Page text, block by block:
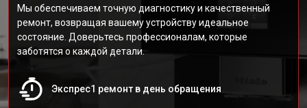
Мы обеспечиваем точную диагностику и качественный
ремонт, возвращая вашему устройству идеальное
состояние. Доверьтесь профессионалам, которые
заботятся о каждой детали.
Экспрес1 ремонт в день обращения